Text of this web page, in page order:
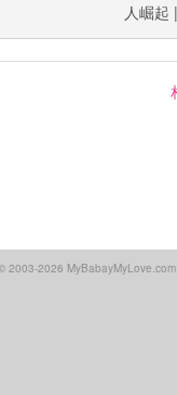
人崛起
2003-2026